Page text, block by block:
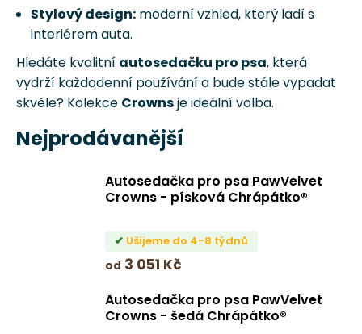
Stylový design: moderní vzhled, který ladí s
interiérem auta.
Hledáte kvalitní autosedačku pro psa, která
vydrží každodenní používání a bude stále vypadat
skvěle? Kolekce Crownsje ideální volba.
Nejprodávanější
Autosedačka pro psa PawVelvet
Crowns - písková Chrápátko®
Ušijeme do 4-8 týdnů
od 3 051 Kč
Autosedačka pro psa PawVelvet
Crowns - šedá Chrápátko®
D
p